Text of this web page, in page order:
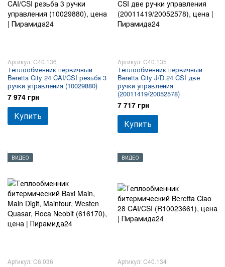
Артикул: C40.136
Теплообменник первичный
Beretta City 24 CAI/CSI резьба 3
ручки управления (10029880)
7 974 грн
Купить
Артикул: C40.135
Теплообменник первичный
Beretta City J/D 24 CSI две
ручки управления
(20011419/20052578)
7 717 грн
Купить
ВИДЕО
Артикул: C6.036
ВИДЕО
Артикул: C40.134